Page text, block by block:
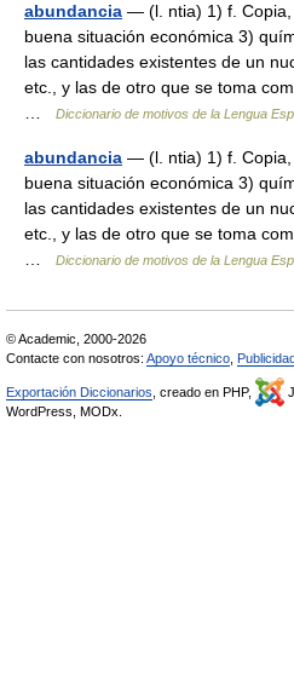
abundancia — (l. ntia) 1) f. Copia,
buena situación económica 3)
las cantidades existentes de un
etc., y las de otro que se toma
Diccionario de motivos de la Lengua
abundancia — (l. ntia) 1) f. Copia,
buena situación económica 3)
las cantidades existentes de un
etc., y las de otro que se toma
Diccionario de motivos de la Lengua
© Academic, 2000-2026
Contacte con nosotros: Apoyo técnico
Exportación Diccionarios , creado en PHP,
WordPress, MODx.